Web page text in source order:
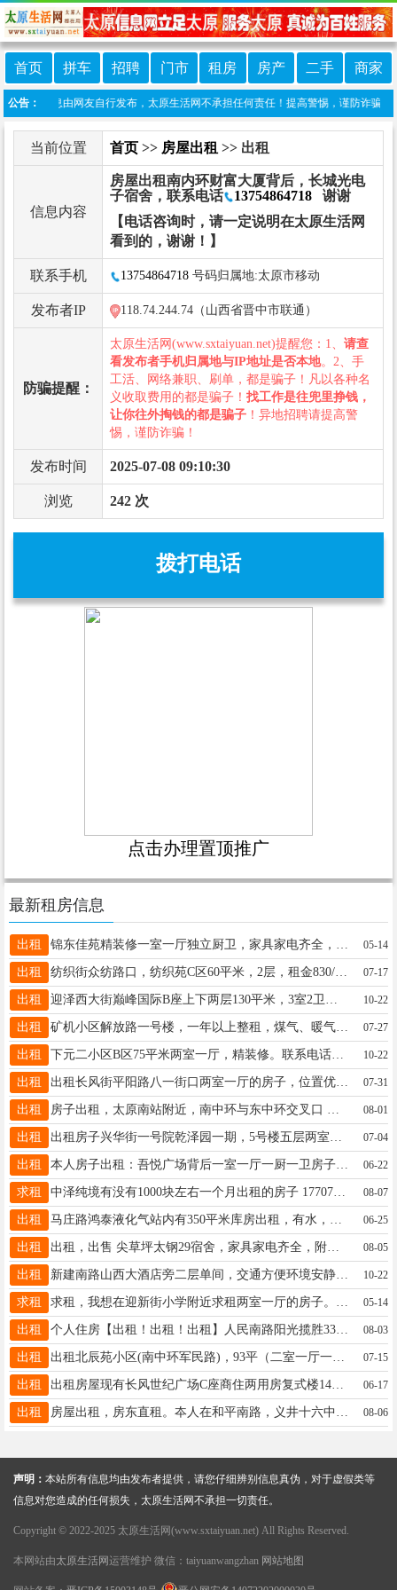
首页 拼车 招聘 门市 租房 房产 二手 商家
公告：
栏目信息由网友自行发布，太原生活网不承担任何责任！提高警惕，谨防诈骗！做
当前位置 首页 >> 房屋出租 >> 出租
信息内容
房屋出租南内环财富大厦背后，长城光电
子宿舍，联系电话
13754864718 谢谢
【电话咨询时，请一定说明在太原生活网
看到的，谢谢！】
联系手机 13754864718 号码归属地:太原市移动
发布者IP 118.74.244.74（山西省晋中市联通）
防骗提醒：
太原生活网(www.sxtaiyuan.net)提醒您：1、 请查
看发布者手机归属地与IP地址是否本地。2、手
工活、网络兼职、刷单，都是骗子！凡以各种名
义收取费用的都是骗子！ 找工作是往兜里挣钱，
让你往外掏钱的都是骗子 ！异地招聘请提高警
惕，谨防诈骗！
发布时间 2025-07-08 09:10:30
浏览 242 次
拨打电话
点击办理置顶推广
最新租房信息
出租 05-14
出租 纺织街众纺路口，纺织苑C区60平米，2层，租金830/月，年付半年付都可以，附近有学校，菜市场，出入方便，联系电话18935107202.中介勿扰 07-17
出租 10-22
出租 矿机小区解放路一号楼，一年以上整租，煤气、暖气、热水器、洗衣机齐全 层次五层，拎包入住，中介勿扰。 房租面议13834677821，张女士联系。 07-27
出租 下元二小区B区75平米两室一厅，精装修。联系电话：13643603306 10-22
出租 出租长风街平阳路八一街口两室一厅的房子，位置优越，各设施齐全，详情咨询18734599716 07-31
出租 08-01
出租 07-04
出租 本人房子出租：吾悦广场背后一室一厅一厨一卫房子出租，心血管病医院的西边：价格面议！18734177092 06-22
求租 中泽纯境有没有1000块左右一个月出租的房子 17707565523 08-07
出租 06-25
出租 出租，出售 尖草坪太钢29宿舍，家具家电齐全，附近医院，学校，超市，地铁等设施齐全，有意者电话:15803409420 08-05
出租 新建南路山西大酒店旁二层单间，交通方便环境安静，离三十七中几百米步行也仅几分钟，15536657175杨 10-22
求租 05-14
出租 个人住房【出租！出租！出租】人民南路阳光揽胜33号楼两室二厅新房首次出租。 拎包入住，水、电、暖。家具、家电，全部齐全！ 紧邻小店区育才小学、正阳街、汾东山大附属中学、地铁口。价格优惠！欢迎入住。 有意者可预约看房。15034499981。 08-03
出租 出租北辰苑小区(南中环军民路)，93平（二室一厅一卫），南北通透，采光好，交通便利，家具家电齐全，拎包入住，紧邻山大附小，九一小学，通宝育杰， 中介勿扰，有意者请联系:13485369632 07-15
出租 出租房屋现有长风世纪广场C座商住两用房复式楼140平米 水:电:暖:齐全:交通特方便:妇幼保健院长风院区 第六人民医院 和平影城 菜市场:超市:商场均在附近 黄金地段，最低价格年付3 万。房东直租电话18735383750 06-17
出租 08-06
声明： 本站所有信息均由发布者提供，请您仔细辨别信息真伪，对于虚假类等
信息对您造成的任何损失，太原生活网不承担一切责任。
Copyright © 2022-2025 太原生活网(www.sxtaiyuan.net) All Rights Reserved.
本网站由太原生活网 运营维护 微信：taiyuanwangzhan 网站地图